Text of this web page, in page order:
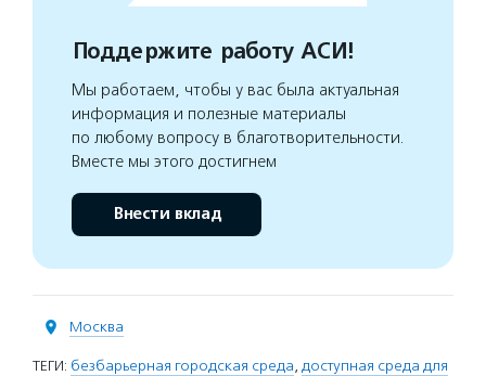
Поддержите работу АСИ!
Мы работаем, чтобы у вас была актуальная
информация и полезные материалы
по любому вопросу в благотворительности.
Вместе мы этого достигнем
Внести вклад
Москва
ТЕГИ: безбарьерная городская среда, доступная среда для